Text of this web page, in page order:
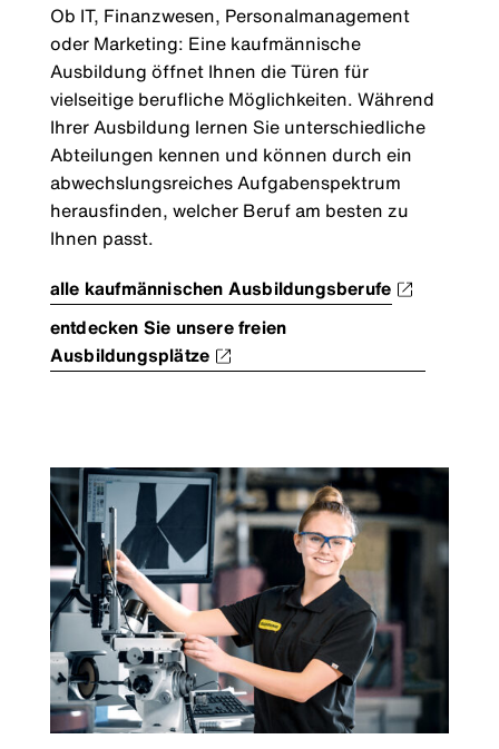
Ob IT, Finanzwesen, Personalmanagement
oder Marketing: Eine kaufmännische
Ausbildung öffnet Ihnen die Türen für
vielseitige berufliche Möglichkeiten. Während
Ihrer Ausbildung lernen Sie unterschiedliche
Abteilungen kennen und können durch ein
abwechslungsreiches Aufgabenspektrum
herausfinden, welcher Beruf am besten zu
Ihnen passt.
alle kaufmännischen Ausbildungsberufe
entdecken Sie unsere freien
Ausbildungsplätze